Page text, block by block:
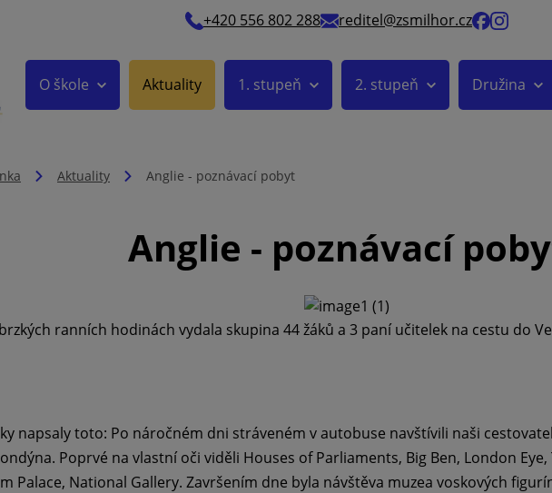
+420 556 802 288 reditel@zsmilhor.cz
O škole Aktuality 1. stupeň 2. stupeň Družina
Aktuality Anglie - poznávací pobyt
Anglie - poznávací
ranních hodinách vydala skupina 44 žáků a 3 paní učitelek na cestu do
napsaly toto: Po náročném dni stráveném v autobuse navštívili naši
Poprvé na vlastní oči viděli Houses of Parliaments, Big Ben, London
Palace, National Gallery. Završením dne byla návštěva muzea voskových